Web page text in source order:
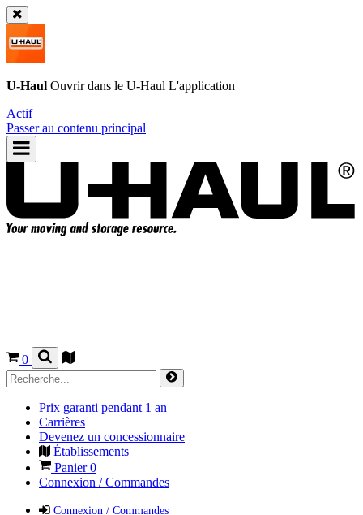
U-Haul Ouvrir dans le U-Haul L'application
Actif
Passer au contenu principal
0
Prix garanti pendant 1 an
Carrières
Devenez un concessionnaire
Établissements
Panier0
Connexion / Commandes
Connexion / Commandes